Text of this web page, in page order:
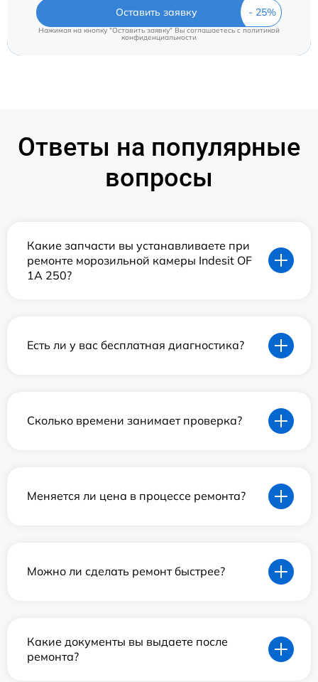
Оставить заявку
Нажимая на кнопку "Оставить заявку" Вы соглашаетесь cполитикой
конфиденциальности
Ответы на популярные
вопросы
Какие запчасти вы устанавливаете при
ремонте морозильной камеры Indesit OF
1A 250?
Есть ли у вас бесплатная диагностика?
Сколько времени занимает проверка?
Меняется ли цена в процессе ремонта?
Можно ли сделать ремонт быстрее?
Какие документы вы выдаете после
ремонта?